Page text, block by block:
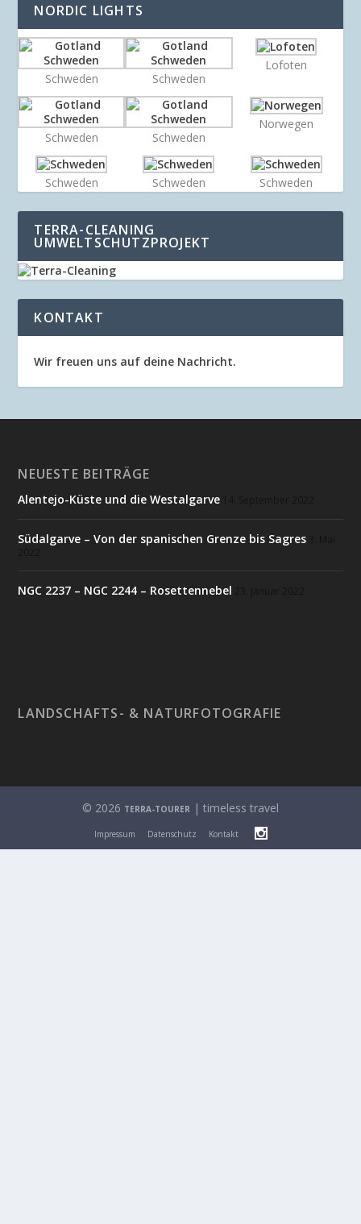
NORDIC LIGHTS
Schweden Schweden
Lofoten
Schweden Schweden
Norwegen
Schweden Schweden Schweden
TERRA-CLEANING
UMWELTSCHUTZPROJEKT
KONTAKT
Wir freuen uns auf deine Nachricht.
NEUESTE BEITRÄGE
Alentejo-Küste und die Westalgarve
Südalgarve – Von der spanischen Grenze bis Sagres
NGC 2237 – NGC 2244 – Rosettennebel
LANDSCHAFTS- & NATURFOTOGRAFIE
© 2026 TERRA-TOURER | timeless travel
Impressum Datenschutz Kontakt